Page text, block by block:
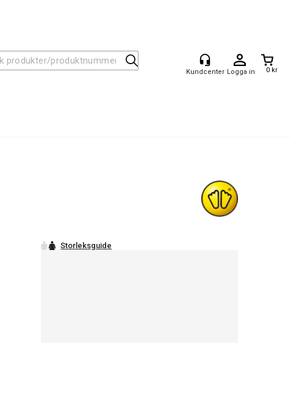
Logga in 0 kr